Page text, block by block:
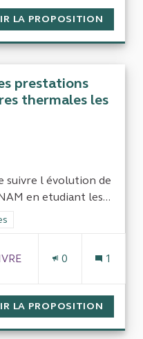
LA PROPOSITION
prestations
thermales les
suivre l évolution de
en etudiant les...
: Économie & finances
0 1
LA PROPOSITION